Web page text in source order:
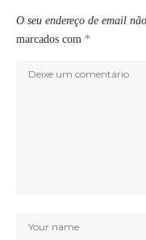
O seu endereço de email
marcados com *